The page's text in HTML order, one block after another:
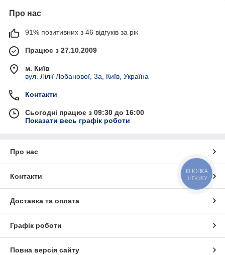
Про нас
91% позитивних з 46 відгуків за рік
Працює з 27.10.2009
м. Київ
вул. Лілії Лобанової, 3а, Київ, Україна
Контакти
Сьогодні працює з 09:30 до 16:00
Показати весь графік роботи
Про нас
Контакти
Доставка та оплата
Графік роботи
Повна версія сайту
КНОПКА
ЗВ'ЯЗКУ